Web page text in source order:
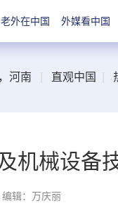
老外在中国 外媒看中国
河南 直观中国
机械设备
编辑：万庆丽